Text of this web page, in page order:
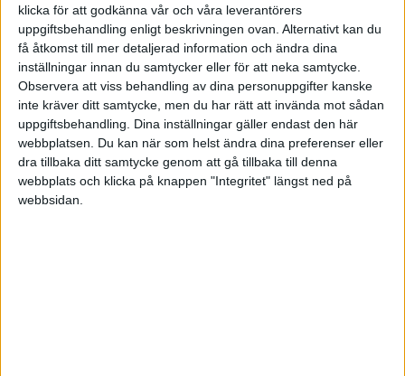
klicka för att godkänna vår och våra leverantörers
uppgiftsbehandling enligt beskrivningen ovan. Alternativt kan du
få åtkomst till mer detaljerad information och ändra dina
inställningar innan du samtycker eller för att neka samtycke.
Observera att viss behandling av dina personuppgifter kanske
inte kräver ditt samtycke, men du har rätt att invända mot sådan
uppgiftsbehandling. Dina inställningar gäller endast den här
webbplatsen. Du kan när som helst ändra dina preferenser eller
dra tillbaka ditt samtycke genom att gå tillbaka till denna
webbplats och klicka på knappen "Integritet" längst ned på
webbsidan.
för att starta eget i lite skala. Mitt mål är att hålla
på med produktutveckling och design som sedan
skall lämnas till tillverkning. Men jag kommer
tyvärr inte på några bra namn.
Namnet skall helst inte vara så "bindande" till
just produktutveckling och design / tillverkning
eftersom jag vill kunna köpa/sälja övriga